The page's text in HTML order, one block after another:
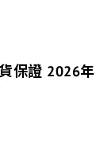
2026年